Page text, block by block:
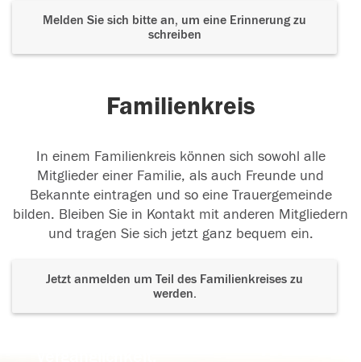
Melden Sie sich bitte an, um eine Erinnerung zu
schreiben
Familienkreis
In einem Familienkreis können sich sowohl alle
Mitglieder einer Familie, als auch Freunde und
Bekannte eintragen und so eine Trauergemeinde
bilden. Bleiben Sie in Kontakt mit anderen Mitgliedern
und tragen Sie sich jetzt ganz bequem ein.
Jetzt anmelden um Teil des Familienkreises zu
werden.